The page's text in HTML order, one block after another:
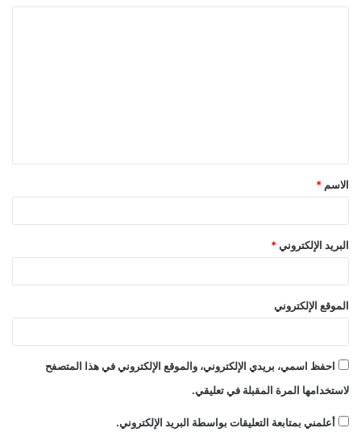
ق
*
الاسم *
البريد الإلكتروني *
الموقع الإلكتروني
احفظ اسمي، بريدي الإلكتروني، والموقع الإلكتروني في هذا المتصفح
لاستخدامها المرة المقبلة في تعليقي.
أعلمني بمتابعة التعليقات بواسطة البريد الإلكتروني.